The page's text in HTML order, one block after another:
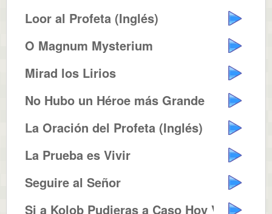
Loor al Profeta (Inglés)
O Magnum Mysterium
Mirad los Lirios
No Hubo un Héroe más Grande
La Oración del Profeta (Inglés)
La Prueba es Vivir
Seguire al Señor
Si a Kolob Pudieras a Caso Hoy V...